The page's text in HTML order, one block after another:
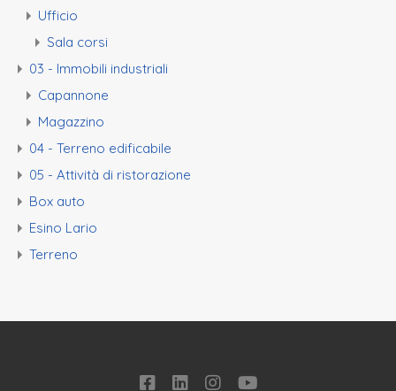
Ufficio
Sala corsi
03 - Immobili industriali
Capannone
Magazzino
04 - Terreno edificabile
05 - Attività di ristorazione
Box auto
Esino Lario
Terreno